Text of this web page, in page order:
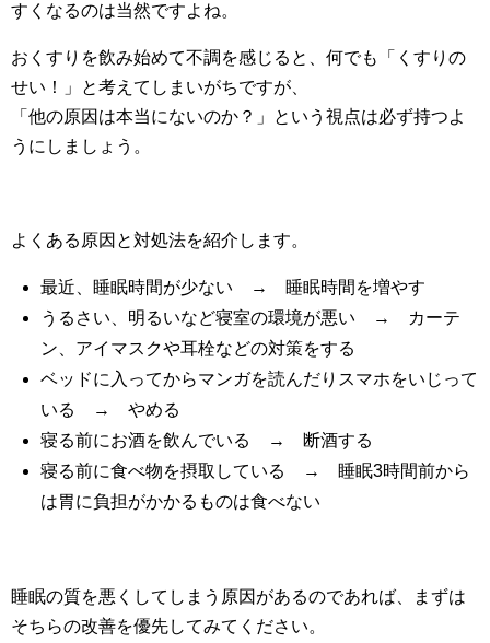
すくなるのは当然ですよね。
おくすりを飲み始めて不調を感じると、何でも「くすりの
せい！」と考えてしまいがちですが、
「他の原因は本当にないのか？」という視点は必ず持つよ
うにしましょう。
よくある原因と対処法を紹介します。
最近、睡眠時間が少ない → 睡眠時間を増やす
うるさい、明るいなど寝室の環境が悪い → カーテ
ン、アイマスクや耳栓などの対策をする
ベッドに入ってからマンガを読んだりスマホをいじって
いる → やめる
寝る前にお酒を飲んでいる → 断酒する
寝る前に食べ物を摂取している → 睡眠3時間前から
は胃に負担がかかるものは食べない
睡眠の質を悪くしてしまう原因があるのであれば、まずは
そちらの改善を優先してみてください。